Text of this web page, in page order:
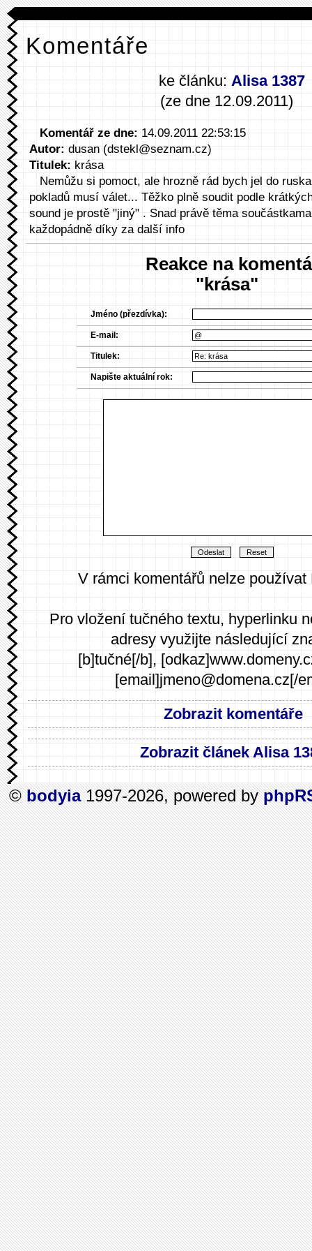
Komentáře
ke článku: Alisa 1387
(ze dne 12.09.2011)
Komentář ze dne: 14.09.2011 22:53:15
Autor: dusan (dstekl@seznam.cz)
Titulek: krása
Nemůžu si pomoct, ale hrozně rád bych jel do
pokladů musí válet... Těžko plně soudit podle
sound je prostě "jiný" . Snad právě těma
každopádně díky za další info
Reakce na
"krása"
Jméno (přezdívka):
E-mail:
Titulek:
Napište aktuální rok:
V rámci komentářů nelze používat
Pro vložení tučného textu, hyperlinku
adresy využijte následující
[b]tučné[/b],
[email]jmeno@domena.cz[/
Zobrazit komentáře
Zobrazit článek Alisa
©bodyia1997-2026, powered by